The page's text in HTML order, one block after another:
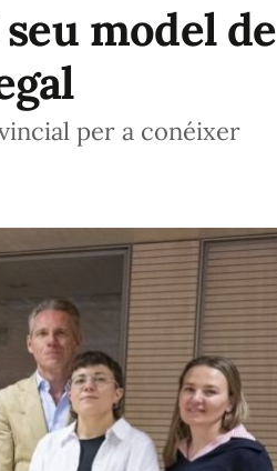
model de
per a conéixer